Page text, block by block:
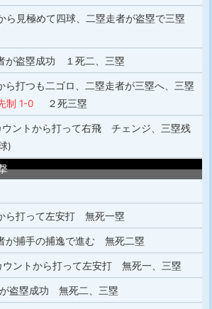
ら見極めて四球、二塁走者が盗塁で三塁
が盗塁成功 １死二、三塁
ら打つも二ゴロ、二塁走者が三塁へ、三塁
制 1-0
２死三塁
ウントから打って右飛 チェンジ、三塁残
)
ら打って左安打 無死一塁
が捕手の捕逸で進む 無死二塁
ウントから打って左安打 無死一、三塁
盗塁成功 無死二、三塁